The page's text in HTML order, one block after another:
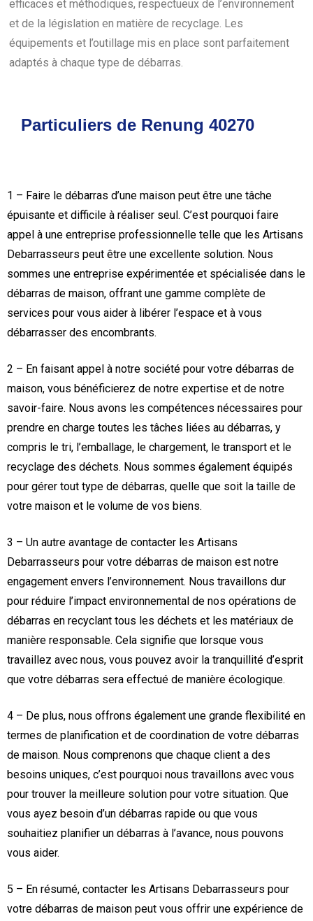
efficaces et méthodiques, respectueux de l’environnement
et de la législation en matière de recyclage. Les
équipements et l’outillage mis en place sont parfaitement
adaptés à chaque type de débarras.
Particuliers de Renung 40270
1 – Faire le débarras d’une maison peut être une tâche
épuisante et difficile à réaliser seul. C’est pourquoi faire
appel à une entreprise professionnelle telle que les Artisans
Debarrasseurs peut être une excellente solution. Nous
sommes une entreprise expérimentée et spécialisée dans le
débarras de maison, offrant une gamme complète de
services pour vous aider à libérer l’espace et à vous
débarrasser des encombrants.
2 – En faisant appel à notre société pour votre débarras de
maison, vous bénéficierez de notre expertise et de notre
savoir-faire. Nous avons les compétences nécessaires pour
prendre en charge toutes les tâches liées au débarras, y
compris le tri, l’emballage, le chargement, le transport et le
recyclage des déchets. Nous sommes également équipés
pour gérer tout type de débarras, quelle que soit la taille de
votre maison et le volume de vos biens.
3 – Un autre avantage de contacter les Artisans
Debarrasseurs pour votre débarras de maison est notre
engagement envers l’environnement. Nous travaillons dur
pour réduire l’impact environnemental de nos opérations de
débarras en recyclant tous les déchets et les matériaux de
manière responsable. Cela signifie que lorsque vous
travaillez avec nous, vous pouvez avoir la tranquillité d’esprit
que votre débarras sera effectué de manière écologique.
4 – De plus, nous offrons également une grande flexibilité en
termes de planification et de coordination de votre débarras
de maison. Nous comprenons que chaque client a des
besoins uniques, c’est pourquoi nous travaillons avec vous
pour trouver la meilleure solution pour votre situation. Que
vous ayez besoin d’un débarras rapide ou que vous
souhaitiez planifier un débarras à l’avance, nous pouvons
vous aider.
5 – En résumé, contacter les Artisans Debarrasseurs pour
votre débarras de maison peut vous offrir une expérience de